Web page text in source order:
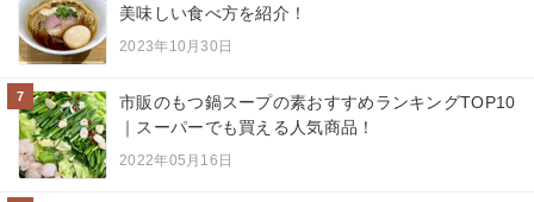
美味しい食べ方を紹介！
2023年10月30日
7
市販のもつ鍋スープの素おすすめランキングTOP10
｜スーパーでも買える人気商品！
2022年05月16日